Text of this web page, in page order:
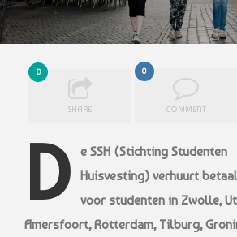
0
SHARE
0
COMMENT
D
e SSH (Stichting Studenten
Huisvesting) verhuurt
voor studenten in Zwolle,
Amersfoort, Rotterdam, Tilburg,